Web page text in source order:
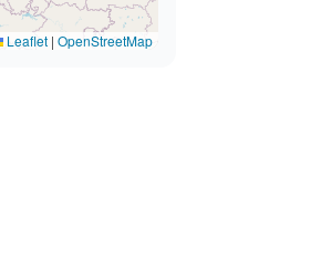
Leaflet | OpenStreetMap